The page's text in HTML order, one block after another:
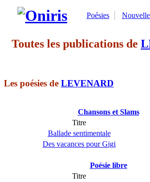
Poésies
Toutes les publications de
Les poésies de LEVENARD
Chansons et Slams
Titre
Ballade sentimentale
Des vacances pour Gigi
Poésie libre
Titre